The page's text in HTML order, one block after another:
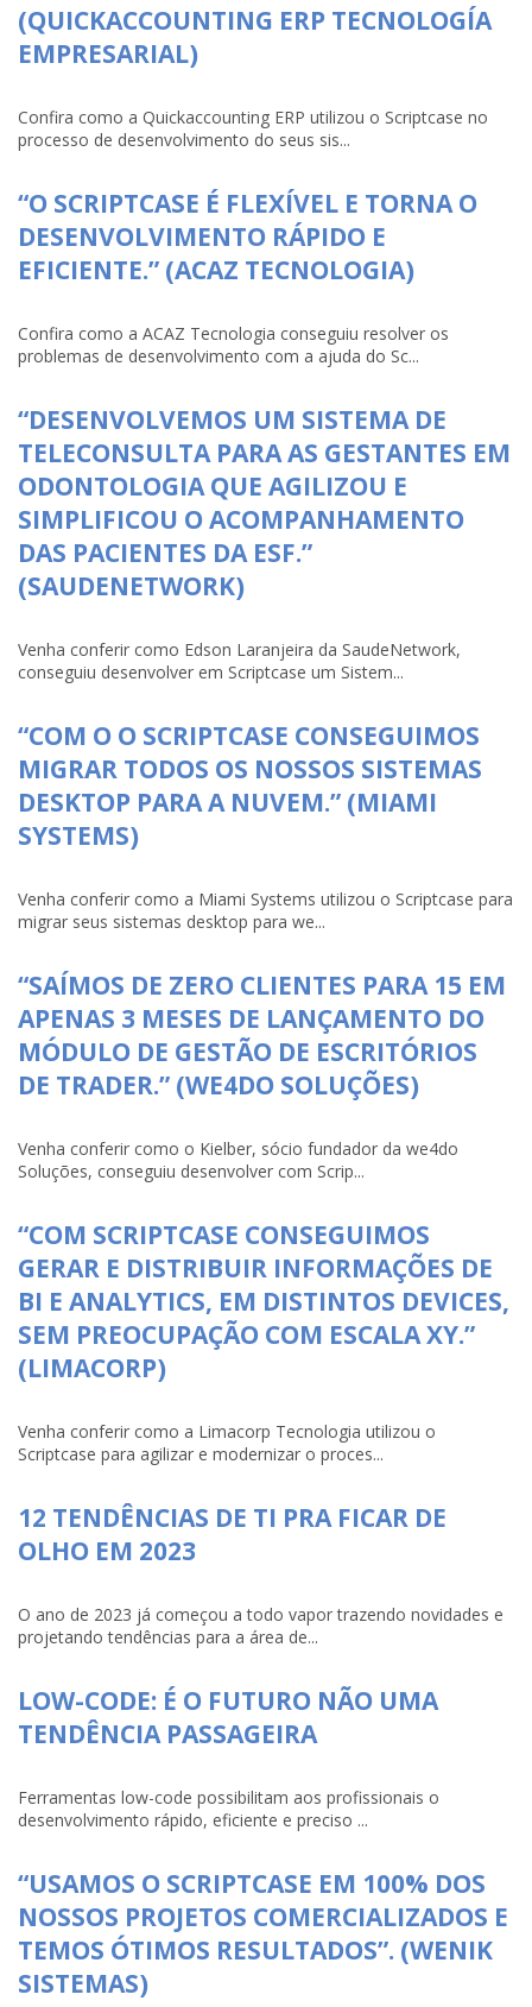
(QUICKACCOUNTING ERP TECNOLOGÍA
EMPRESARIAL)
Confira como a Quickaccounting ERP utilizou o Scriptcase no
processo de desenvolvimento do seus sis...
“O SCRIPTCASE É FLEXÍVEL E TORNA O
DESENVOLVIMENTO RÁPIDO E
EFICIENTE.” (ACAZ TECNOLOGIA)
Confira como a ACAZ Tecnologia conseguiu resolver os
problemas de desenvolvimento com a ajuda do Sc...
“DESENVOLVEMOS UM SISTEMA DE
TELECONSULTA PARA AS GESTANTES EM
ODONTOLOGIA QUE AGILIZOU E
SIMPLIFICOU O ACOMPANHAMENTO
DAS PACIENTES DA ESF.”
(SAUDENETWORK)
Venha conferir como Edson Laranjeira da SaudeNetwork,
conseguiu desenvolver em Scriptcase um Sistem...
“COM O O SCRIPTCASE CONSEGUIMOS
MIGRAR TODOS OS NOSSOS SISTEMAS
DESKTOP PARA A NUVEM.” (MIAMI
SYSTEMS)
Venha conferir como a Miami Systems utilizou o Scriptcase para
migrar seus sistemas desktop para we...
“SAÍMOS DE ZERO CLIENTES PARA 15 EM
APENAS 3 MESES DE LANÇAMENTO DO
MÓDULO DE GESTÃO DE ESCRITÓRIOS
DE TRADER.” (WE4DO SOLUÇÕES)
Venha conferir como o Kielber, sócio fundador da we4do
Soluções, conseguiu desenvolver com Scrip...
“COM SCRIPTCASE CONSEGUIMOS
GERAR E DISTRIBUIR INFORMAÇÕES DE
BI E ANALYTICS, EM DISTINTOS DEVICES,
SEM PREOCUPAÇÃO COM ESCALA XY.”
(LIMACORP)
Venha conferir como a Limacorp Tecnologia utilizou o
Scriptcase para agilizar e modernizar o proces...
12 TENDÊNCIAS DE TI PRA FICAR DE
OLHO EM 2023
O ano de 2023 já começou a todo vapor trazendo novidades e
projetando tendências para a área de...
LOW-CODE: É O FUTURO NÃO UMA
TENDÊNCIA PASSAGEIRA
Ferramentas low-code possibilitam aos profissionais o
desenvolvimento rápido, eficiente e preciso ...
“USAMOS O SCRIPTCASE EM 100% DOS
NOSSOS PROJETOS COMERCIALIZADOS E
TEMOS ÓTIMOS RESULTADOS”. (WENIK
SISTEMAS)